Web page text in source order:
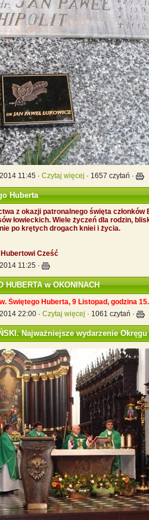
11:45 · Czytaj więcej · 1657 czytań ·
Huberta
z okazji patronalnego święta
łowieckich. Wiele życzeń dla rodzin,
po krętych drogach kniei i życia.
Cześć
11:25 ·
HUBERTA w OKONINACH
Świętego Huberta, 9 Listopad, godzina
22:00 · Czytaj więcej · 1061 czytań ·
Najważniejsze wydarzenie